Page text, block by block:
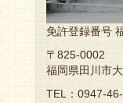
免許登録番号
〒825-0002
福岡県田川市
TEL：0947-